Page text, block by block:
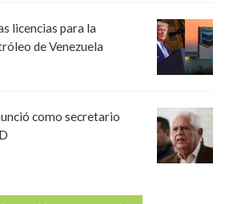
licencias para la
de Venezuela
como secretario